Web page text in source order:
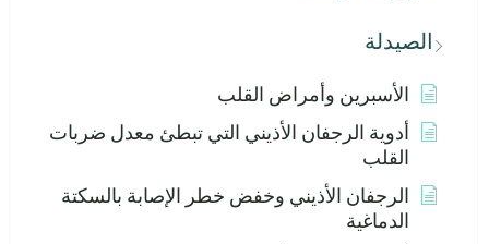
الصيدلة
الأسبرين وأمراض القلب
أدوية الرجفان الأذيني التي تبطئ معدل ضربات
القلب
الرجفان الأذيني وخفض خطر الإصابة بالسكتة
الدماغية